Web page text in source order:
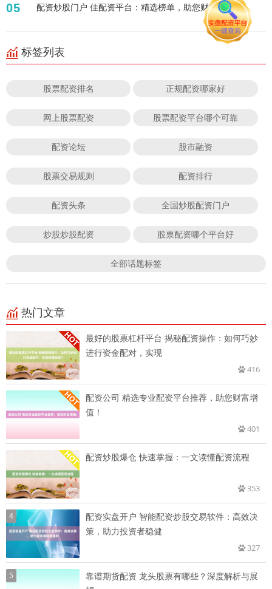
05 配资炒股门户 佳配资平台：精选榜单，助您财富增值！
标签列表
股票配资排名 正规配资哪家好
网上股票配资 股票配资平台哪个可靠
配资论坛 股市融资
股票交易规则 配资排行
配资头条 全国炒股配资门户
炒股炒股配资 股票配资哪个平台好
全部话题标签
热门文章
最好的股票杠杆平台 揭秘配资操作：如何巧妙
进行资金配对，实现
416
配资公司 精选专业配资平台推荐，助您财富增
值！
401
配资炒股爆仓 快速掌握：一文读懂配资流程
353
4
配资实盘开户 智能配资炒股交易软件：高效决
策，助力投资者稳健
327
5
靠谱期货配资 龙头股票有哪些？深度解析与展